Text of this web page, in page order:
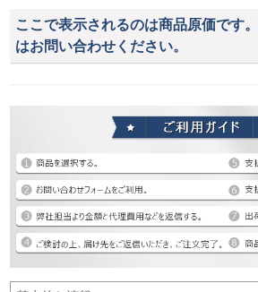
ここで表示されるのは商品原価です
はお問い合わせください。